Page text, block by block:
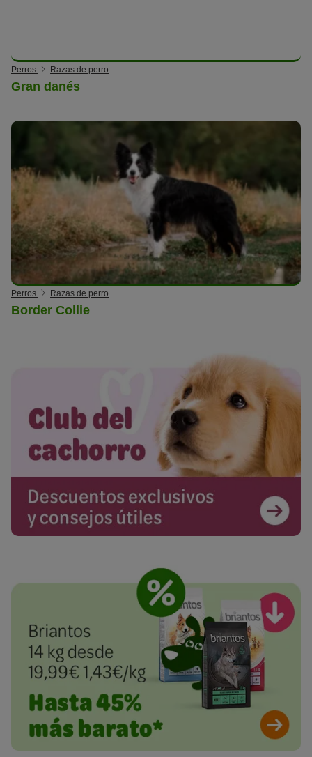
Perros Razas de perro
Gran danés
Perros Razas de perro
Border Collie